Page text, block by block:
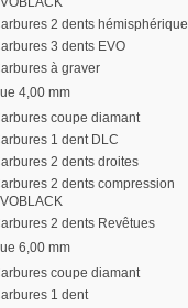
2 dents hémisphérique
3 dents EVO
à graver
4,00 mm
coupe diamant
1 dent DLC
2 dents droites
2 dents compression
2 dents Revêtues
6,00 mm
coupe diamant
1 dent